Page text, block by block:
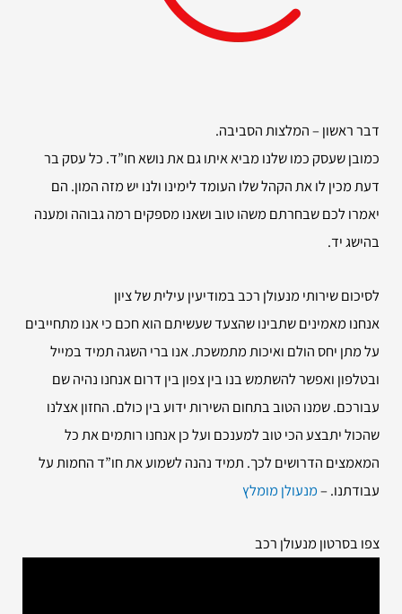
דבר ראשון – המלצות הסביבה.
כמובן שעסק כמו שלנו מביא איתו גם את נושא חו”ד. כל עסק בר
דעת מכין לו את הקהל שלו העומד לימינו ולנו יש מזה המון. הם
יאמרו לכם שבחרתם משהו טוב ושאנו מספקים רמה גבוהה ומענה
בהישג יד.
לסיכום שירותי מנעולן רכב במודיעין עילית של ציון
אנחנו מאמינים שתבינו שהצעד שעשיתם הוא חכם כי אנו מתחייבים
על מתן יחס הולם ואיכות מתמשכת. אנו ברי השגה תמיד במייל
ובטלפון ואפשר להשתמש בנו בין צפון בין דרום אנחנו נהיה שם
עבורכם. שמנו הטוב בתחום השירות ידוע בין כולם. החזון אצלנו
שהכול יתבצע הכי טוב למענכם ועל כן אנחנו רותמים את כל
המאמצים הדרושים לכך. תמיד נהנה לשמוע את חו”ד החמות על
עבודתנו. –מנעולן מומלץ
צפו בסרטון מנעולן רכב